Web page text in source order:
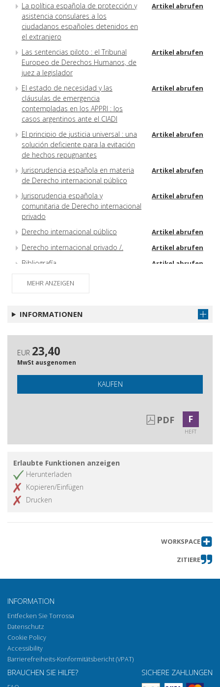
La política española de protección y
asistencia consulares a los
ciudadanos españoles detenidos en
el extranjero
Artikel abrufen
Las sentencias piloto : el Tribunal
Europeo de Derechos Humanos, de
juez a legislador
Artikel abrufen
El estado de necesidad y las
cláusulas de emergencia
contempladas en los APPRI : los
casos argentinos ante el CIADI
Artikel abrufen
El principio de justicia universal : una
solución deficiente para la evitación
de hechos repugnantes
Artikel abrufen
Jurisprudencia española en materia
de Derecho internacional público
Artikel abrufen
Jurisprudencia española y
comunitaria de Derecho internacional
privado
Artikel abrufen
Derecho internacional público Artikel abrufen
Derecho internacional privado /. Artikel abrufen
Bibliografía Artikel abrufen
MEHR ANZEIGEN
INFORMATIONEN
EUR 23,40
MwSt ausgenomen
KAUFEN
PDF F
HEFT
Erlaubte Funktionen anzeigen
Herunterladen
Kopieren/Einfügen
Drucken
WORKSPACE
ZITIERE
INFORMATION
Entfecken Sie Torrossa
Datenschutz
Cookie Policy
Accessibility
Barrierefreiheits-Konformitätsbericht (VPAT)
BRAUCHEN SIE HILFE? SICHERE ZAHLUNGEN